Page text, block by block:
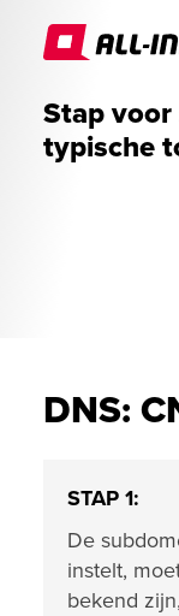
Stap
typische
DNS:
STAP 1:
De
instelt,
bekend